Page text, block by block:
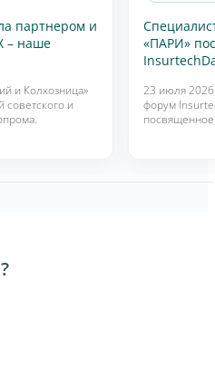
партнером и
– наше
и Колхозница»
советского и
«ПАРИ»
23 июля
форум